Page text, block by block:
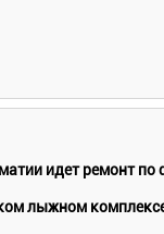
идет ремонт
лыжном